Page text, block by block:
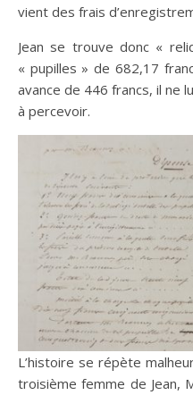
vient des frais
Jean se trouve donc «
« pupilles » de 682,17
avance de 446 francs, il ne
à percevoir.
L’histoire se répète
troisième femme de Jean,